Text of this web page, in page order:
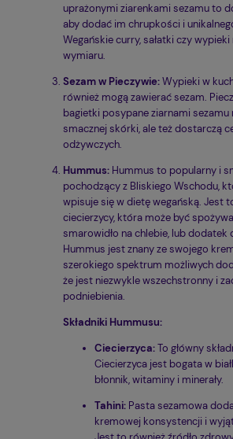
uprażonymi ziarenkami sezamu to
aby dodać im chrupkości i
Wegańskie curry, sałatki czy
wymiaru.
Sezam w Pieczywie:Wypieki w
również mogą zawierać sezam.
bagietki posypane ziarnami sezamu
smacznej skórki, ale też dostarczą
odżywczych.
Hummus: Hummus to popularny i
pochodzący z Bliskiego Wschodu,
wpisuje się w dietę wegańską. Jest
ciecierzycy, która może być
smarowidło na chlebie, lub dodatek
Hummus jest znany ze swojego
szerokiego spektrum możliwych
że jest niezwykle wszechstronny i
podniebienia.
Składniki Hummusu:
Ciecierzyca:To główny
Ciecierzyca jest bogata w
błonnik, witaminy i minerały.
Tahini: Pasta sezamowa
kremowej konsystencji i